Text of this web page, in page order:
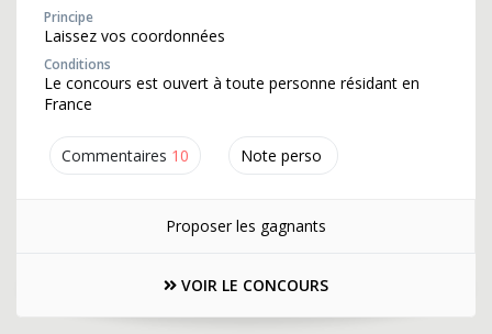
Commentaires 10 Note perso
Principe
Laissez vos coordonnées
Conditions
Le concours est ouvert à toute personne résidant en
France
Proposer les gagnants
VOIR LE CONCOURS